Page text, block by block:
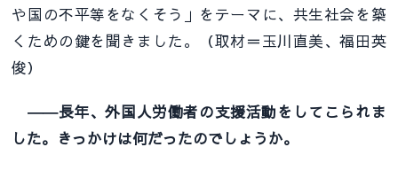
や国の不平等をなくそう」をテーマに、共生社会を築
くための鍵を聞きました。（取材＝玉川直美、福田英
俊）
――長年、外国人労働者の支援活動をしてこられま
した。きっかけは何だったのでしょうか。